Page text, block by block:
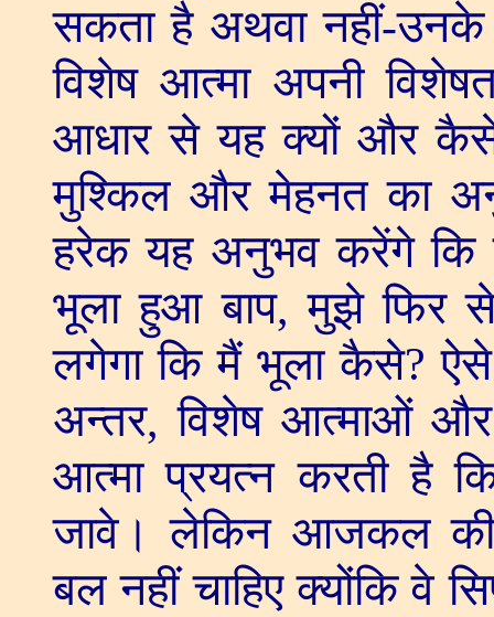
सकता है अथवा नहीं-
विशेष आत्मा अपनी
आधार से यह क्यों और
मुश्किल और मेहनत का
हरेक यह अनुभव करेंगे कि
भूला हुआ बाप,मुझे फिर
लगेगा कि मैं भूला कैसे?
अन्तर,विशेष आत्माओं
आत्मा प्रयत्न करती है
जावे। लेकिन आजकल की
बल नहीं चाहिए क्योंकि वे